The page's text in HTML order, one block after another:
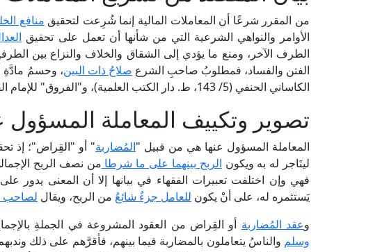
من المقرر شرعًا أن المعاملات المالية إنما شُرِعت لتحقيق منافع
الأوامر والنواهي الشرعية التي من شأنها أن تعمل على تحقيق
الطرف الآخر، ومنع ما يؤدي إلى الشقاق والخلاف والنزاع بين
الفتن والفساد، فمطلوبُ صاحبِ الشرع صلاحُ ذات البين، وحسمُ مادَّةِ
الكاساني الحنفي (5/ 143، ط. دار الكتب العلمية)، و"الفروق" للإمام القرافي المالكي (3/ 290، ط. عالم الكتب).
تصوير وتكييف المعاملة المسؤول
المعاملة المسؤول عنها هي من قبيل "المُضاربة" أو "القِراض"؛ إذ
ليتَاجر له به ويكون الربح بينهما على ما شرطا من نصف الربح
فهي وإن اختلفت تعبيرات الفقهاء في بيانها إلا أن المعنى يدور
يَستثمره له، على أنْ يكون للعامل جزءٌ شائعٌ من الربح، ويقال لصاحب
وعقد المُضاربة أو القِراض من العقود المشروعة في الجملةِ
وسلم والناسُ يتعاملون بالمضاربة فيما بينهم، فأقرَّهم على ذلك